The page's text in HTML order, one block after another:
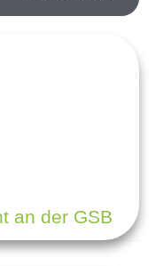
an der GSB